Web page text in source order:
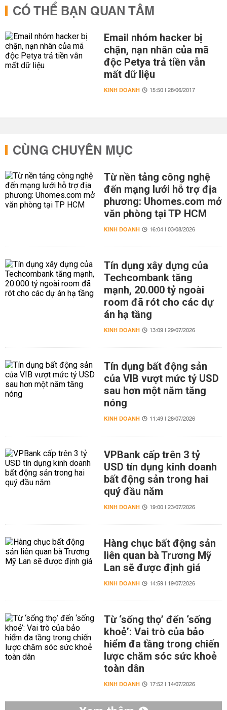
CÓ THỂ BẠN QUAN TÂM
Email nhóm hacker bị
chặn, nạn nhân của mã
độc Petya trả tiền vẫn
mất dữ liệu
KINH DOANH 15:50 | 28/06/2017
CÙNG CHUYÊN MỤC
Từ nền tảng công nghệ
đến mạng lưới hỗ trợ địa
phương: Uhomes.com mở
văn phòng tại TP HCM
KINH DOANH 16:04 | 03/08/2026
Tín dụng xây dựng của
Techcombank tăng
mạnh, 20.000 tỷ ngoài
room đã rót cho các dự
án hạ tầng
KINH DOANH 13:09 | 29/07/2026
Tín dụng bất động sản
của VIB vượt mức tỷ USD
sau hơn một năm tăng
nóng
KINH DOANH 11:49 | 28/07/2026
VPBank cấp trên 3 tỷ
USD tín dụng kinh doanh
bất động sản trong hai
quý đầu năm
KINH DOANH 19:00 | 23/07/2026
Hàng chục bất động sản
liên quan bà Trương Mỹ
Lan sẽ được định giá
KINH DOANH 14:59 | 19/07/2026
Từ ‘sống thọ’ đến ‘sống
khoẻ’: Vai trò của bảo
hiểm đa tầng trong chiến
lược chăm sóc sức khoẻ
toàn dân
KINH DOANH 17:52 | 14/07/2026